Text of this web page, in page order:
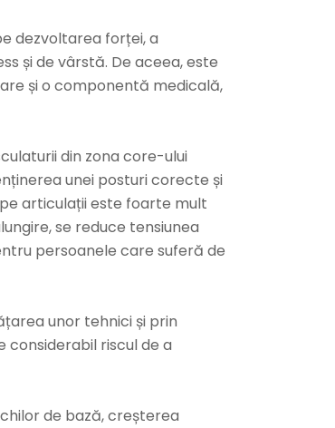
dezvoltarea forței, a
și de vârstă. De aceea, este
și o componentă medicală,
din zona core-ului
unei posturi corecte și
articulații este foarte mult
se reduce tensiunea
persoanele care suferă de
unor tehnici și prin
considerabil riscul de a
de bază, creșterea